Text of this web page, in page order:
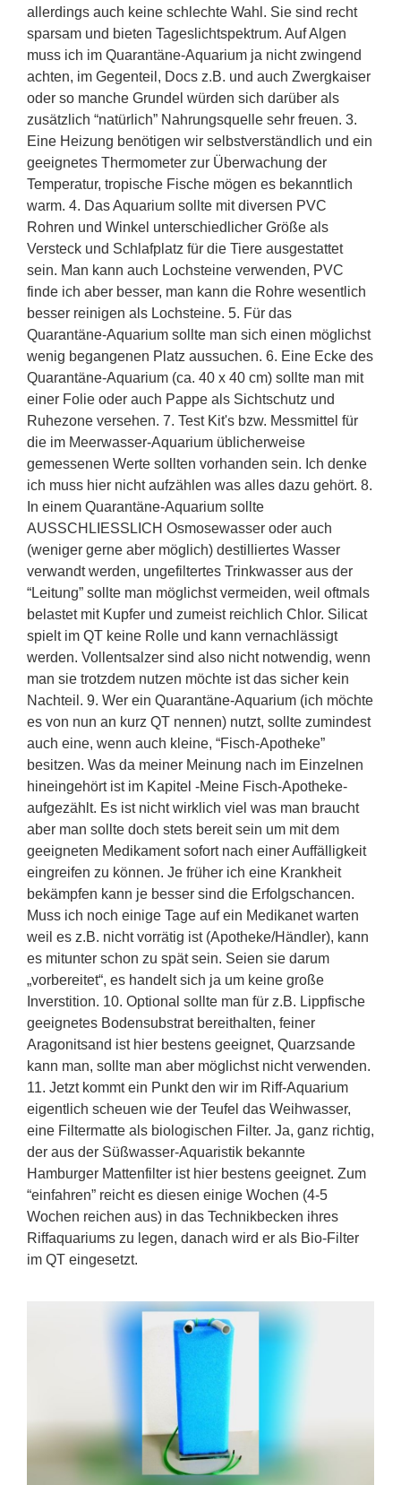
allerdings auch keine schlechte Wahl. Sie sind recht
sparsam und bieten Tageslichtspektrum. Auf Algen
muss ich im Quarantäne-Aquarium ja nicht zwingend
achten, im Gegenteil, Docs z.B. und auch Zwergkaiser
oder so manche Grundel würden sich darüber als
zusätzlich “natürlich” Nahrungsquelle sehr freuen. 3.
Eine Heizung benötigen wir selbstverständlich und ein
geeignetes Thermometer zur Überwachung der
Temperatur, tropische Fische mögen es bekanntlich
warm. 4. Das Aquarium sollte mit diversen PVC
Rohren und Winkel unterschiedlicher Größe als
Versteck und Schlafplatz für die Tiere ausgestattet
sein. Man kann auch Lochsteine verwenden, PVC
finde ich aber besser, man kann die Rohre wesentlich
besser reinigen als Lochsteine. 5. Für das
Quarantäne-Aquarium sollte man sich einen möglichst
wenig begangenen Platz aussuchen. 6. Eine Ecke des
Quarantäne-Aquarium (ca. 40 x 40 cm) sollte man mit
einer Folie oder auch Pappe als Sichtschutz und
Ruhezone versehen. 7. Test Kit's bzw. Messmittel für
die im Meerwasser-Aquarium üblicherweise
gemessenen Werte sollten vorhanden sein. Ich denke
ich muss hier nicht aufzählen was alles dazu gehört. 8.
In einem Quarantäne-Aquarium sollte
AUSSCHLIESSLICH Osmosewasser oder auch
(weniger gerne aber möglich) destilliertes Wasser
verwandt werden, ungefiltertes Trinkwasser aus der
“Leitung” sollte man möglichst vermeiden, weil oftmals
belastet mit Kupfer und zumeist reichlich Chlor. Silicat
spielt im QT keine Rolle und kann vernachlässigt
werden. Vollentsalzer sind also nicht notwendig, wenn
man sie trotzdem nutzen möchte ist das sicher kein
Nachteil. 9. Wer ein Quarantäne-Aquarium (ich möchte
es von nun an kurz QT nennen) nutzt, sollte zumindest
auch eine, wenn auch kleine, “Fisch-Apotheke”
besitzen. Was da meiner Meinung nach im Einzelnen
hineingehört ist im Kapitel -Meine Fisch-Apotheke-
aufgezählt. Es ist nicht wirklich viel was man braucht
aber man sollte doch stets bereit sein um mit dem
geeigneten Medikament sofort nach einer Auffälligkeit
eingreifen zu können. Je früher ich eine Krankheit
bekämpfen kann je besser sind die Erfolgschancen.
Muss ich noch einige Tage auf ein Medikanet warten
weil es z.B. nicht vorrätig ist (Apotheke/Händler), kann
es mitunter schon zu spät sein. Seien sie darum
„vorbereitet“, es handelt sich ja um keine große
Inverstition. 10. Optional sollte man für z.B. Lippfische
geeignetes Bodensubstrat bereithalten, feiner
Aragonitsand ist hier bestens geeignet, Quarzsande
kann man, sollte man aber möglichst nicht verwenden.
11. Jetzt kommt ein Punkt den wir im Riff-Aquarium
eigentlich scheuen wie der Teufel das Weihwasser,
eine Filtermatte als biologischen Filter. Ja, ganz richtig,
der aus der Süßwasser-Aquaristik bekannte
Hamburger Mattenfilter ist hier bestens geeignet. Zum
“einfahren” reicht es diesen einige Wochen (4-5
Wochen reichen aus) in das Technikbecken ihres
Riffaquariums zu legen, danach wird er als Bio-Filter
im QT eingesetzt.